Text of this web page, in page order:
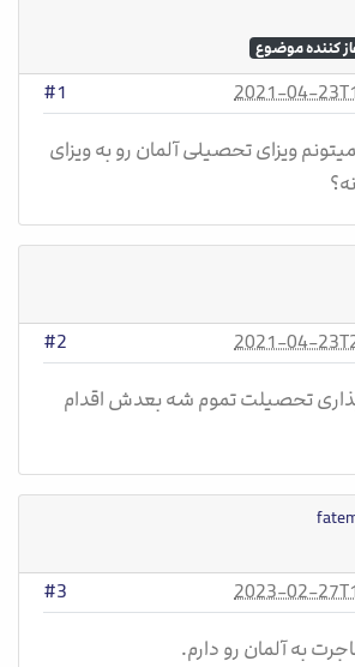
کننده موضوع
2021-04-
#1
ویزای تحصیلی آلمان رو به ویزای
2021-04-
#2
تحصیلت تموم شه بعدش اقدام
2023-02-
#3
به آلمان رو دارم.